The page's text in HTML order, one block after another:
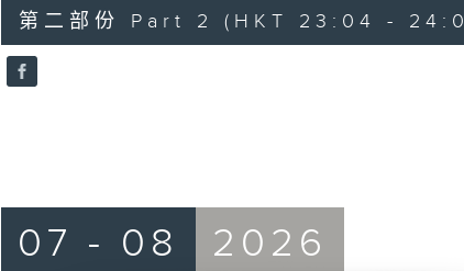
53
minutes,
2
seconds
90%
第二部份 Part 2 (HKT 23:04 -
07 - 08 2026